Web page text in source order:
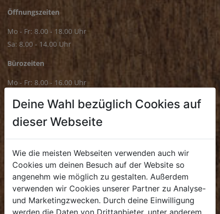
Öffnungszeiten
Mo - Fr: 8.00 - 18.00 Uhr
Sa: 8.00 - 14.00 Uhr
Bürozeiten
Mo - Fr: 8.00 - 16.00 Uhr
E.biofrischmarkt@biohof.at
KULINARIUM
Öffnungszeiten
Mo - Fr: 8.00 - 14.30 Uhr
Deine Wahl bezüglich Cookies auf
dieser Webseite
Wie die meisten Webseiten verwenden auch wir
Cookies um deinen Besuch auf der Website so
angenehm wie möglich zu gestalten. Außerdem
verwenden wir Cookies unserer Partner zu Analyse-
und Marketingzwecken. Durch deine Einwilligung
werden die Daten von Drittanbieter, unter anderem